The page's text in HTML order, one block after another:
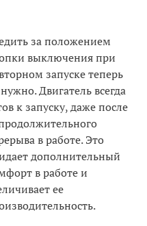
за положением
выключения при
запуске теперь
Двигатель всегда
к запуску, даже после
в работе. Это
дополнительный
в работе и
ее